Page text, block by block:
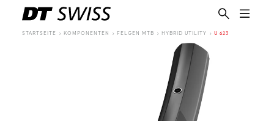
STARTSEITE KOMPONENTEN FELGEN MTB HYBRID UTILITY U 623